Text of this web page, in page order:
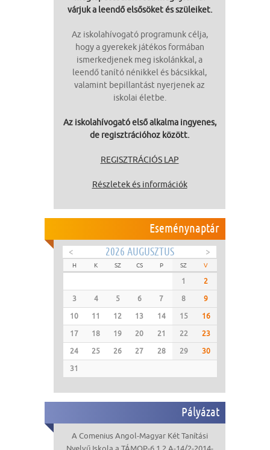
várjuk a leendő elsősöket és szüleiket.
Az iskolahívogató programunk célja,
hogy a gyerekek játékos formában
ismerkedjenek meg iskolánkkal, a
leendő tanító nénikkel és bácsikkal,
valamint bepillantást nyerjenek az
iskolai életbe.
Az iskolahívogató első alkalma ingyenes,
de regisztrációhoz között.
REGISZTRÁCIÓS LAP
Részletek és információk
Eseménynaptár
< 2026 AUGUSZTUS >
H K SZ CS P SZ V
1
2
3
4 5 6 7 8
9
10
11 12 13 14 15
16
17
18 19 20 21 22
23
24
25 26 27 28 29
30
31
Pályázat
A Comenius Angol-Magyar Két Tanítási